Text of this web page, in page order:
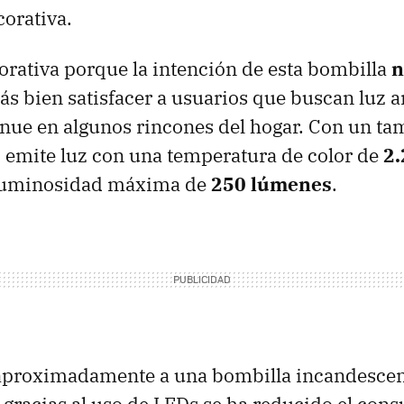
porque la intención de esta bombilla
bien satisfacer a usuarios que buscan luz
en algunos rincones del hogar. Con un
emite luz con una temperatura de color de
máxima de250 lúmenes.
a una bombilla